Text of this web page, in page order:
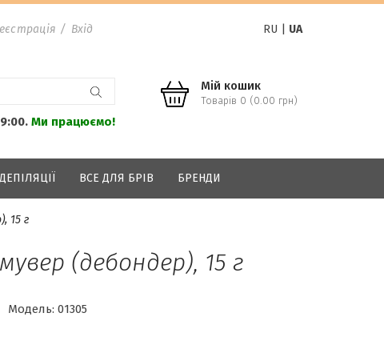
/ Вхід RU UA
Ми працюємо!
Мій кошик
Товарів 0 (0.00 грн)
ВСЕ ДЛЯ БРІВ БРЕНДИ
15 г
(дебондер), 15 г
Модель: 01305